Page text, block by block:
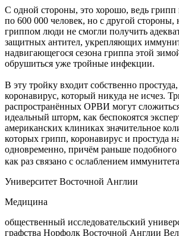
С одной стороны, это хорошо, ведь
по 600 000 человек, но с другой стороны,
гриппом люди не смогли получить
защитных антител, укрепляющих
надвигающегося сезона гриппа этой
обрушиться уже тройные инфекции.
В эту тройку входит собственно
коронавирус, который никуда не исчез.
распространённых ОРВИ могут
идеальный шторм, как беспокоятся
американских клиниках значительное
которых грипп, коронавирус и простуда
одновременно, причём раньше подобного
как раз связано с ослаблением
Университет Восточной Англии
Медицина
общественный исследовательский
графства Норфолк Восточной Англии